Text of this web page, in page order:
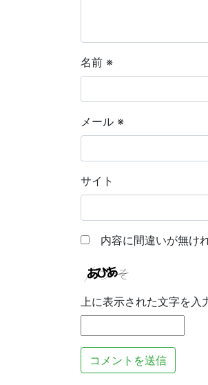
名前 ※
メール ※
サイト
内容に間違いが無け
上に表示された文字を入